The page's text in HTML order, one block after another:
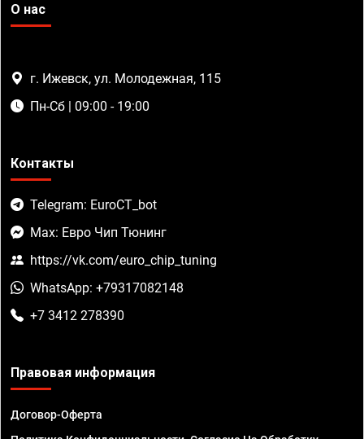
О нас
г. Ижевск, ул. Молодежная, 115
Пн-Сб | 09:00 - 19:00
Контакты
Telegram: EuroCT_bot
Max: Евро Чип Тюнинг
https://vk.com/euro_chip_tuning
WhatsApp: +79317082148
+7 3412 278390
Правовая информация
Договор-Оферта